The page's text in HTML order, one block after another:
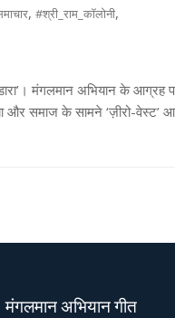
, #श्री_राम_कॉलोनी,
मंगलमान अभियान के आग्रह
और समाज के सामने ‘ज़ीरो-
मंगलमान अभियान गीत